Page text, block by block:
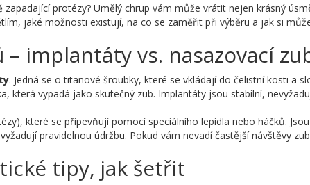
zapadající protézy? Umělý chrup vám může vrátit nejen krásný
jaké možnosti existují, na co se zaměřit při výběru a jak si
implantáty vs. nasazovací
. Jedná se o titanové šroubky, které se vkládají do čelistní kosti a
která vypadá jako skutečný zub. Implantáty jsou stabilní,
které se připevňují pomocí speciálního lepidla nebo háčků.
pravidelnou údržbu. Pokud vám nevadí častější návštěvy
tipy, jak šetřit